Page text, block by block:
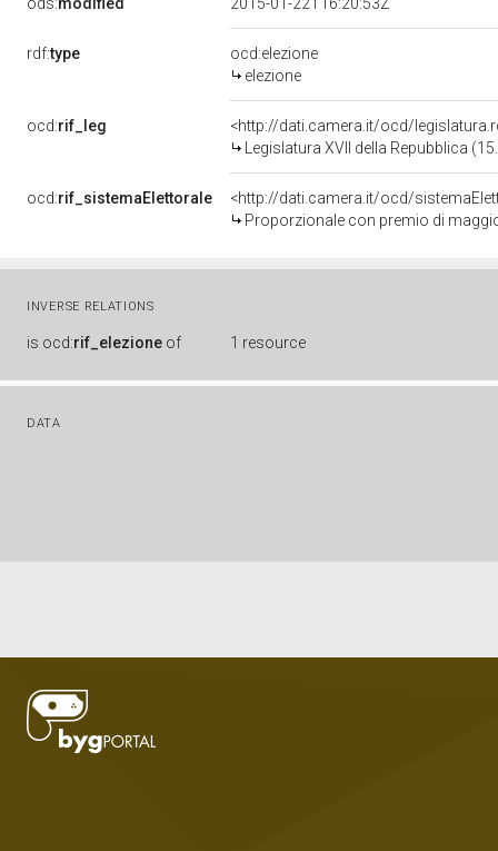
rdf:type
ocd:elezione
elezione
ocd:rif_leg
<http://dati.camera.it/ocd/
Legislatura XVII della Repubblica
ocd:rif_sistemaElettorale
<http://dati.camera.it/ocd/
Proporzionale con premio di
INVERSE RELATIONS
is ocd:rif_elezione of 1 resource
DATA